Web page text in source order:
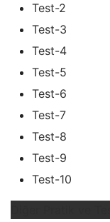
Test-2
Test-3
Test-4
Test-5
Test-6
Test-7
Test-8
Test-9
Test-10